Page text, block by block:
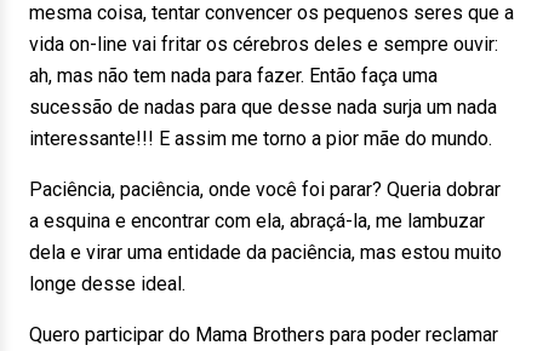
mesma coisa, tentar convencer os pequenos seres que a
vida on-line vai fritar os cérebros deles e sempre ouvir:
ah, mas não tem nada para fazer. Então faça uma
sucessão de nadas para que desse nada surja um nada
interessante!!! E assim me torno a pior mãe do mundo.
Paciência, paciência, onde você foi parar? Queria dobrar
a esquina e encontrar com ela, abraçá-la, me lambuzar
dela e virar uma entidade da paciência, mas estou muito
longe desse ideal.
Quero participar do Mama Brothers para poder reclamar